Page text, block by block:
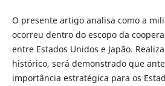
O presente artigo analisa como a
ocorreu dentro do escopo da
entre Estados Unidos e Japão.
histórico, será demonstrado que
importância estratégica para os